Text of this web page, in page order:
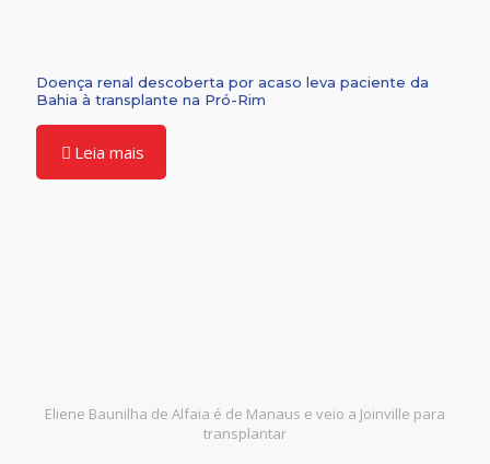
Doença renal descoberta por acaso leva paciente da
Bahia à transplante na Pró-Rim
Leia mais
Eliene Baunilha de Alfaia é de Manaus e veio a Joinville para
transplantar